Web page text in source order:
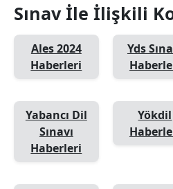
Sınav İle İlişkili
Ales 2024
Haberleri
Yds
Yabancı Dil
Sınavı
Haberleri
Yökdil